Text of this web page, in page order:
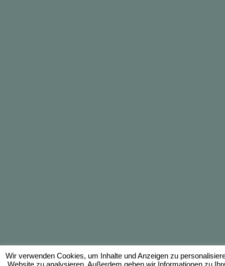
Wir verwenden Cookies, um Inhalte und Anzeigen zu
Website zu analysieren. Außerdem geben wir Informationen zu